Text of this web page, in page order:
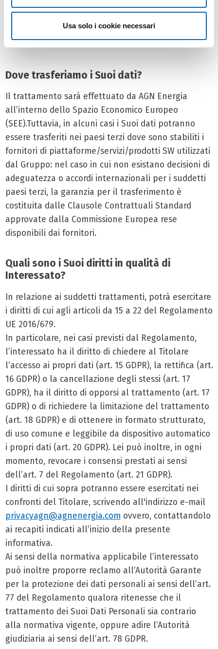
Usa solo i cookie necessari
società collegate o controllate nell’ambito del
Gruppo, qualora ciò sia necessario al
Dove trasferiamo i Suoi dati?
Il trattamento sarà effettuato da AGN Energia
all’interno dello Spazio Economico Europeo
(SEE).Tuttavia, in alcuni casi i Suoi dati potranno
essere trasferiti nei paesi terzi dove sono stabiliti i
fornitori di piattaforme/servizi/prodotti SW utilizzati
dal Gruppo: nel caso in cui non esistano decisioni di
adeguatezza o accordi internazionali per i suddetti
paesi terzi, la garanzia per il trasferimento è
costituita dalle Clausole Contrattuali Standard
approvate dalla Commissione Europea rese
disponibili dai fornitori.
Quali sono i Suoi diritti in qualità di
Interessato?
In relazione ai suddetti trattamenti, potrà esercitare
i diritti di cui agli articoli da 15 a 22 del Regolamento
UE 2016/679.
In particolare, nei casi previsti dal Regolamento,
l’interessato ha il diritto di chiedere al Titolare
l’accesso ai propri dati (art. 15 GDPR), la rettifica (art.
16 GDPR) o la cancellazione degli stessi (art. 17
GDPR), ha il diritto di opporsi al trattamento (art. 17
GDPR) o di richiedere la limitazione del trattamento
(art. 18 GDPR) e di ottenere in formato strutturato,
di uso comune e leggibile da dispositivo automatico
i propri dati (art. 20 GDPR). Lei può inoltre, in ogni
momento, revocare i consensi prestati ai sensi
dell’art. 7 del Regolamento (art. 21 GDPR).
I diritti di cui sopra potranno essere esercitati nei
confronti del Titolare, scrivendo all'indirizzo e-mail
privacyagn@agnenergia.com ovvero, contattandolo
ai recapiti indicati all’inizio della presente
informativa.
Ai sensi della normativa applicabile l’interessato
può inoltre proporre reclamo all’Autorità Garante
per la protezione dei dati personali ai sensi dell’art.
77 del Regolamento qualora ritenesse che il
trattamento dei Suoi Dati Personali sia contrario
alla normativa vigente, oppure adire l’Autorità
giudiziaria ai sensi dell’art. 78 GDPR.